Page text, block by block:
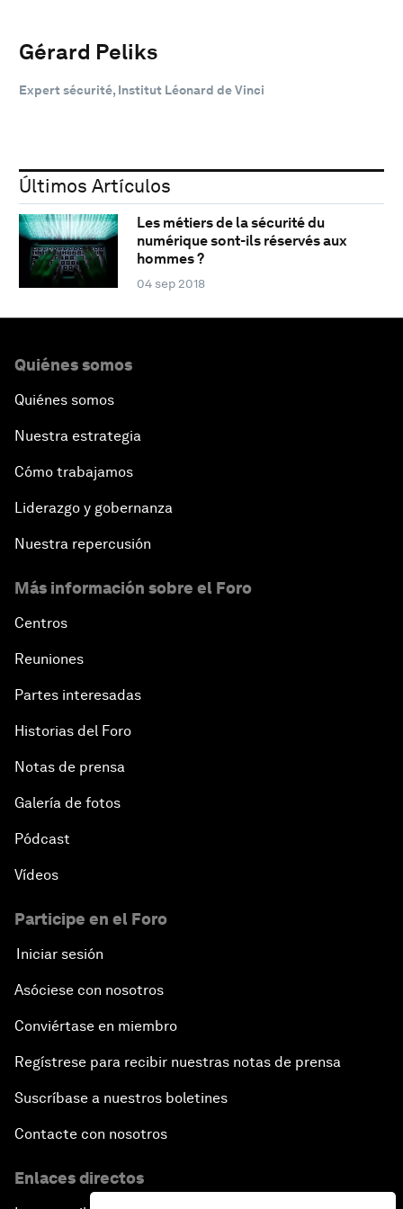
Gérard Peliks
Expert sécurité, Institut Léonard de Vinci
Últimos Artículos
Les métiers de la sécurité du
numérique sont-ils réservés aux
hommes ?
04 sep 2018
Quiénes somos
Quiénes somos
Nuestra estrategia
Cómo trabajamos
Liderazgo y gobernanza
Nuestra repercusión
Más información sobre el Foro
Centros
Reuniones
Partes interesadas
Historias del Foro
Notas de prensa
Galería de fotos
Pódcast
Vídeos
Participe en el Foro
Iniciar sesión
Asóciese con nosotros
Conviértase en miembro
Regístrese para recibir nuestras notas de prensa
Suscríbase a nuestros boletines
Contacte con nosotros
Enlaces directos